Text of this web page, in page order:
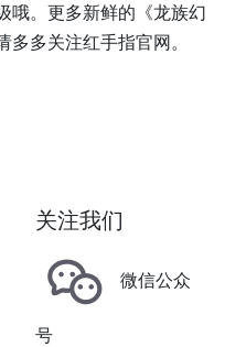
哦。更多新鲜的 《龙族幻
多关注红手指官网。
关注我们
微信公众
号